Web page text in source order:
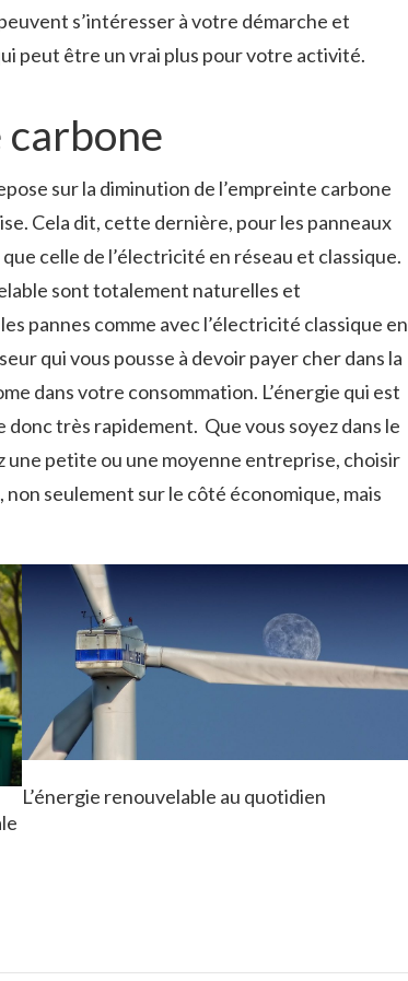
s’intéresser à votre démarche et
peut être un vrai plus pour votre activité.
carbone
sur la diminution de l’empreinte carbone
Cela dit, cette dernière, pour les panneaux
celle de l’électricité en réseau et classique.
sont totalement naturelles et
pannes comme avec l’électricité classique en
qui vous pousse à devoir payer cher dans la
dans votre consommation. L’énergie qui est
donc très rapidement. Que vous soyez dans le
une petite ou une moyenne entreprise, choisir
seulement sur le côté économique, mais
L’énergie renouvelable au quotidien